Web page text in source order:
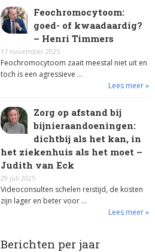
Feochromocytoom:
goed- of kwaadaardig?
– Henri Timmers
17 november 2025
Feochromocytoom zaait meestal niet uit en
toch is een agressieve …
Lees meer »
Zorg op afstand bij
bijnieraandoeningen:
dichtbij als het kan, in
het ziekenhuis als het moet –
Judith van Eck
29 juli 2025
Videoconsulten schelen reistijd, de kosten
zijn lager en beter voor …
Lees meer »
Berichten per jaar